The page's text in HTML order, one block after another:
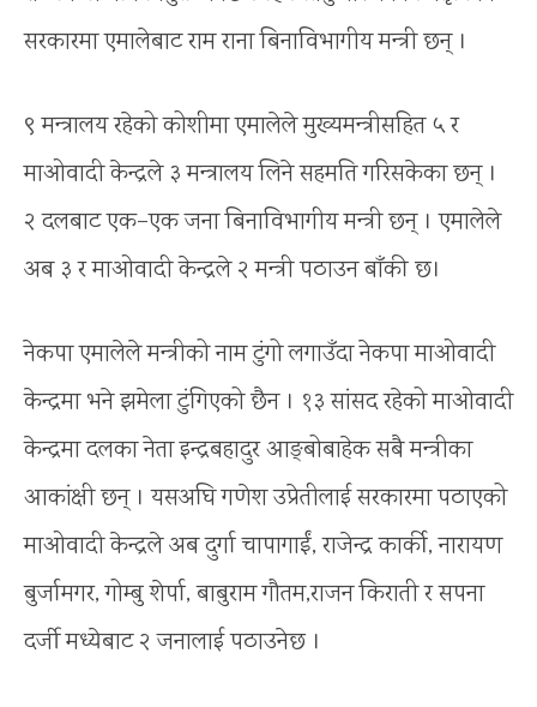
सरकारमा एमालेबाट राम राना बिनाविभागीय मन्त्री छन् ।
९ मन्त्रालय रहेको कोशीमा एमालेले मुख्यमन्त्रीसहित ५ र
माओवादी केन्द्रले ३ मन्त्रालय लिने सहमति गरिसकेका छन् ।
२ दलबाट एक–एक जना बिनाविभागीय मन्त्री छन् । एमालेले
अब ३ र माओवादी केन्द्रले २ मन्त्री पठाउन बाँकी छ।
नेकपा एमालेले मन्त्रीको नाम टुंगो लगाउँदा नेकपा माओवादी
केन्द्रमा भने झमेला टुंगिएको छैन । १३ सांसद रहेको माओवादी
केन्द्रमा दलका नेता इन्द्रबहादुर आङ्बोबाहेक सबै मन्त्रीका
आकांक्षी छन् । यसअघि गणेश उप्रेतीलाई सरकारमा पठाएको
माओवादी केन्द्रले अब दुर्गा चापागाईं, राजेन्द्र कार्की, नारायण
बुर्जामगर, गोम्बु शेर्पा, बाबुराम गौतम,राजन किराती र सपना
दर्जी मध्येबाट २ जनालाई पठाउनेछ ।